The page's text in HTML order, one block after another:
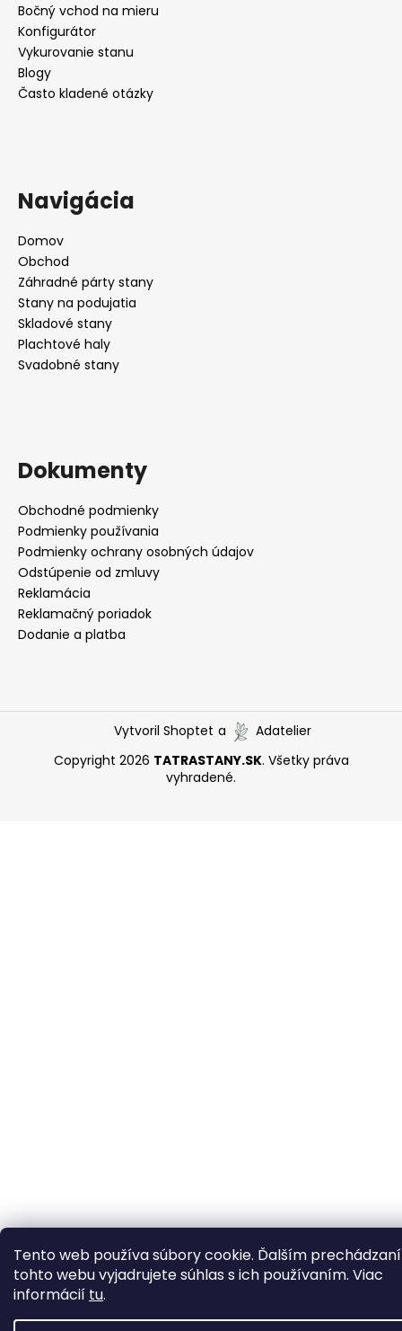
Tento web používa súbory cookie. Ďalším
tohto webu vyjadrujete súhlas s ich používaním. Viac
informácií tu.
Bočný vchod na mieru
Konfigurátor
Vykurovanie stanu
Blogy
Často kladené otázky
Navigácia
Domov
Obchod
Záhradné párty stany
Stany na podujatia
Skladové stany
Plachtové haly
Svadobné stany
Dokumenty
Obchodné podmienky
Podmienky používania
Podmienky ochrany osobných údajov
Odstúpenie od zmluvy
Reklamácia
Reklamačný poriadok
Dodanie a platba
Vytvoril Shoptet a
Adatelier
Copyright 2026 TATRASTANY.SK. Všetky práva
vyhradené.